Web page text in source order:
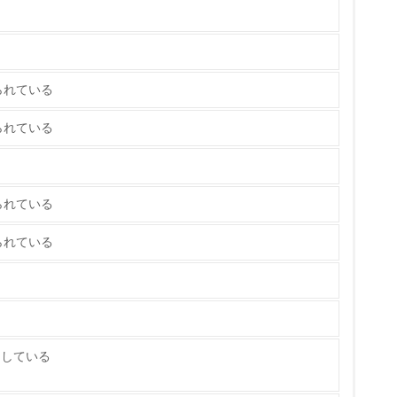
理解し、実践している
ている
ている
ている
ている
ている